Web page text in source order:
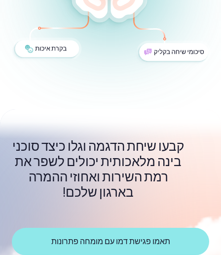
קבעו שיחת הדגמה וגלו כיצד סוכני
בינה מלאכותית יכולים לשפר את
רמת השירות ואחוזי ההמרה
בארגון שלכם!
תאמו פגישת דמו עם מומחה פתרונות